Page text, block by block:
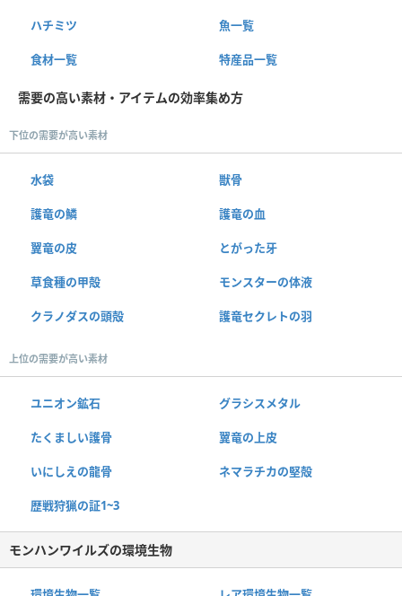
ハチミツ 魚一覧
食材一覧 特産品一覧
需要の高い素材・アイテムの効率集め方
下位の需要が高い素材
水袋 獣骨
護竜の鱗 護竜の血
翼竜の皮 とがった牙
草食種の甲殻 モンスターの体液
クラノダスの頭殻 護竜セクレトの羽
上位の需要が高い素材
ユニオン鉱石 グラシスメタル
たくましい護骨 翼竜の上皮
いにしえの龍骨 ネマラチカの堅殻
歴戦狩猟の証1~3
モンハンワイルズの環境生物